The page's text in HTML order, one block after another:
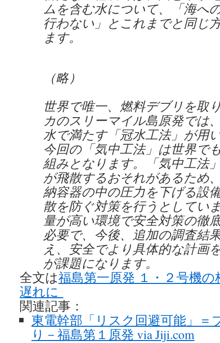
ムを含む水について、「海へ
行わない」とこれまでと同じ
ます。
（略）
世界で唯一、燃料デブリを取
カのスリーマイル島原発では
水で満たす「冠水工法」が用
今回の「気中工法」は世界で
組みとなります。「気中工法
が飛散するおそれがあるため
納容器の中の圧力を下げる設
散を防ぐ対策を行うとしてい
量が高い環境で安全対策の徹
必要で、今後、追加の調査結
え、安全でより具体的な計画
が課題になります。
全文は福島第一原発 １・２号機
遅れに
関連記事：
東電幹部「リスク回避可能」＝
り－福島第１原発 via Jiji.com